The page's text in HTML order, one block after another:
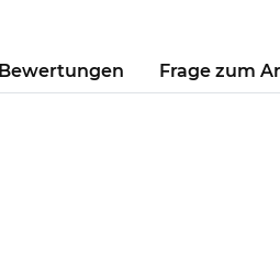
Bewertungen Frage zum